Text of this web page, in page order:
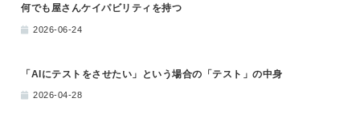
何でも屋さんケイパビリティを持つ
2026-06-24
「AIにテストをさせたい」という場合の「テスト」の中身
2026-04-28